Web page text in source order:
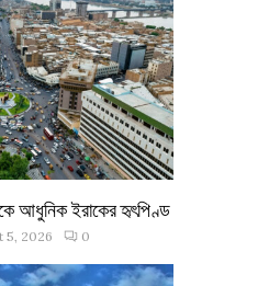
আধুনিক ইরাকের হৃৎপিণ্ড
5, 2026 0